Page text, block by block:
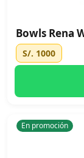
Bowls Rena
S/. 1000
En promoción